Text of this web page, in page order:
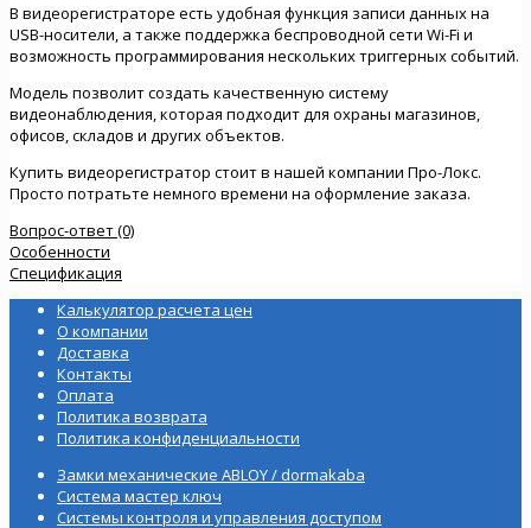
В видеорегистраторе есть удобная функция записи данных на
USB-носители, а также поддержка беспроводной сети Wi-Fi и
возможность программирования нескольких триггерных событий.
Модель позволит создать качественную систему
видеонаблюдения, которая подходит для охраны магазинов,
офисов, складов и других объектов.
Купить видеорегистратор стоит в нашей компании Про-Локс.
Просто потратьте немного времени на оформление заказа.
Вопрос-ответ (0)
Особенности
Спецификация
Калькулятор расчета цен
О компании
Доставка
Контакты
Оплата
Политика возврата
Политика конфиденциальности
Замки механические ABLOY / dormakaba
Система мастер ключ
Системы контроля и управления доступом